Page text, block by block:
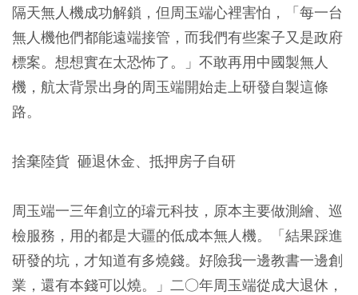
隔天無人機成功解鎖，但周玉端心裡害怕，「每一台
無人機他們都能遠端接管，而我們有些案子又是政府
標案。想想實在太恐怖了。」不敢再用中國製無人
機，航太背景出身的周玉端開始走上研發自製這條
路。
捨棄陸貨 砸退休金、抵押房子自研
周玉端一三年創立的璿元科技，原本主要做測繪、巡
檢服務，用的都是大疆的低成本無人機。「結果踩進
研發的坑，才知道有多燒錢。好險我一邊教書一邊創
業，還有本錢可以燒。」二○年周玉端從成大退休，